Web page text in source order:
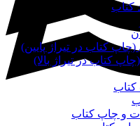
کتاب
کتاب در تیراژ پایین)
کتاب در تیراژ بالا)
کتاب
و چاپ کتاب